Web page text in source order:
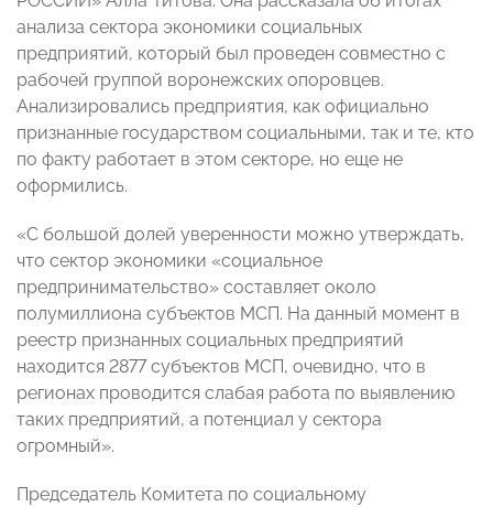
анализа сектора экономики социальных
предприятий, который был проведен совместно с
рабочей группой воронежских опоровцев.
Анализировались предприятия, как официально
признанные государством социальными, так и те, кто
по факту работает в этом секторе, но еще не
оформились.
«С большой долей уверенности можно утверждать,
что сектор экономики «социальное
предпринимательство» составляет около
полумиллиона субъектов МСП. На данный момент в
реестр признанных социальных предприятий
находится 2877 субъектов МСП, очевидно, что в
регионах проводится слабая работа по выявлению
таких предприятий, а потенциал у сектора
огромный».
Председатель Комитета по социальному